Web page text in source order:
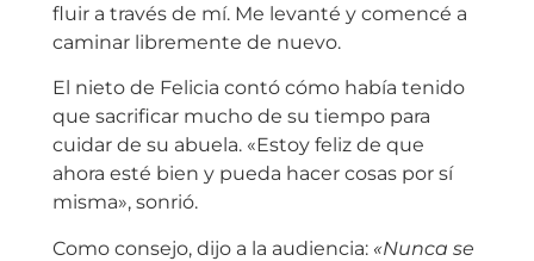
fluir a través de mí. Me levanté y comencé a
caminar libremente de nuevo.
El nieto de Felicia contó cómo había tenido
que sacrificar mucho de su tiempo para
cuidar de su abuela. «Estoy feliz de que
ahora esté bien y pueda hacer cosas por sí
misma», sonrió.
Como consejo, dijo a la audiencia: «Nunca se